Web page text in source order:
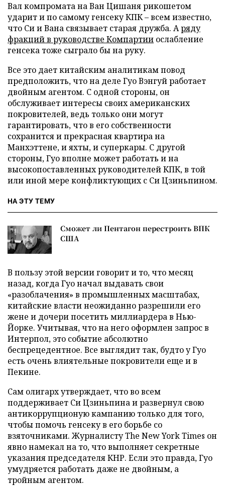
Вал компромата на Ван Цишаня рикошетом
ударит и по самому генсеку КПК – всем известно,
что Си и Вана связывает старая дружба. Аряду
фракций в руководстве Компартии ослабление
генсека тоже сыграло бы на руку.
Все это дает китайским аналитикам повод
предположить, что на деле Гуо Вэнгуй работает
двойным агентом. С одной стороны, он
обслуживает интересы своих американских
покровителей, ведь только они могут
гарантировать, что в его собственности
сохранится и прекрасная квартира на
Манхэттене, и яхты, и суперкары. С другой
стороны, Гуо вполне может работать и на
высокопоставленных руководителей КПК, в той
или иной мере конфликтующих с Си Цзиньпином.
НА ЭТУ ТЕМУ
Сможет ли Пентагон перестроить ВПК
США
В пользу этой версии говорит и то, что месяц
назад, когда Гуо начал выдавать свои
«разоблачения» в промышленных масштабах,
китайские власти неожиданно разрешили его
жене и дочери посетить миллиардера в Нью-
Йорке. Учитывая, что на него оформлен запрос в
Интерпол, это событие абсолютно
беспрецедентное. Все выглядит так, будто у Гуо
есть очень влиятельные покровители еще и в
Пекине.
Сам олигарх утверждает, что во всем
поддерживает Си Цзиньпина и развернул свою
антикоррупционую кампанию только для того,
чтобы помочь генсеку в его борьбе со
взяточниками. Журналисту The New York Times он
явно намекал на то, что выполняет секретные
указания председателя КНР. Если это правда, Гуо
умудряется работать даже не двойным, а
тройным агентом.